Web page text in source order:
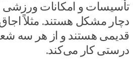
تأسیسات و امکانات ورزشی
دچار مشکل هستند. مثلاً
قدیمی هستند و از هر سه
درستی کار می‌کند.